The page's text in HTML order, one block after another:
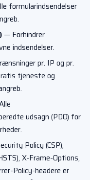
formularindsendelser
— Forhindrer
indsendelser.
pr. IP og pr.
tjeneste og
udsagn (PDO) for
Policy (CSP),
X-Frame-Options,
Policy-headere er